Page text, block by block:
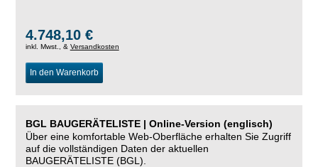
4.748,10 €
inkl. Mwst., & Versandkosten
In den Warenkorb
BGL BAUGERÄTELISTE | Online-Version (englisch)
Über eine komfortable Web-Oberfläche erhalten Sie Zugriff
auf die vollständigen Daten der aktuellen
BAUGERÄTELISTE (BGL).